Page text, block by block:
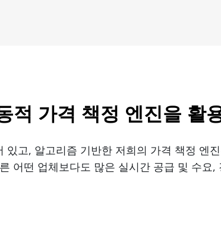
적 가격 책정 엔진을 활
있고, 알고리즘 기반한 저희의 가격 책정 엔
어떤 업체보다도 많은 실시간 공급 및 수요